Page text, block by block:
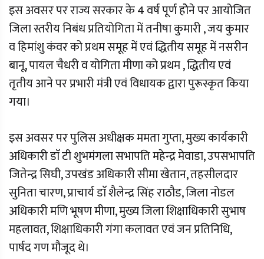
इस अवसर पर राज्य सरकार के 4 वर्ष पूर्ण होेने पर आयोजित
जिला स्तरीय निबंध प्रतियोगिता में तनीषा कुमारी , जय कुमार
व हिमांशु कंवर को प्रथम समूह में एवं द्धितीय समूह में नसरीन
बानू, पायल चैधरी व योगिता मीणा को प्रथम , द्धितीय एवं
तृतीय आने पर प्रभारी मंत्री एवं विधायक द्वारा पुरूस्कृत किया
गया।
इस अवसर पर पुलिस अधीक्षक ममता गुप्ता, मुख्य कार्यकारी
अधिकारी डाॅ टी शुभमंगला सभापति महेन्द्र मेवाडा, उपसभापति
जितेन्द्र सिघी, उपखंड अधिकारी सीमा खेतान, तहसीलदार
सुनिता चारण, प्राचार्य डाॅ शैलेन्द्र सिंह राठौड, जिला नोडल
अधिकारी मणि भूषण मीणा, मुख्य जिला शिक्षाधिकारी सुभाष
महलावत, शिक्षाधिकारी गंगा कलावत एवं जन प्रतिनिधि,
पार्षद गण मौजूद थे।